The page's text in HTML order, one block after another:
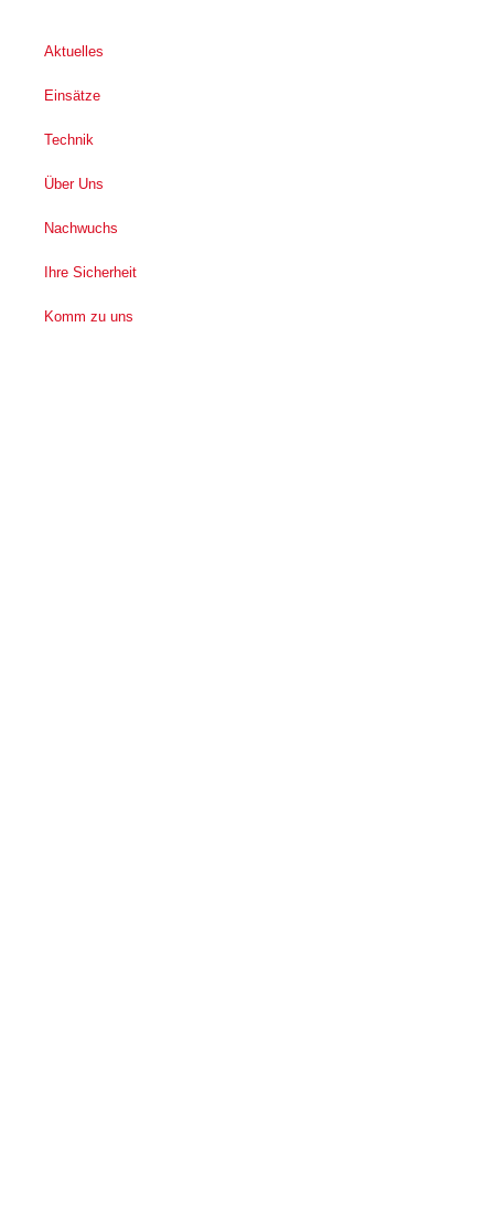
Aktuelles
Einsätze
Technik
Über Uns
Nachwuchs
Ihre Sicherheit
Komm zu uns